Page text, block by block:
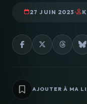
27 JUIN 2023
AJOUTER À MA